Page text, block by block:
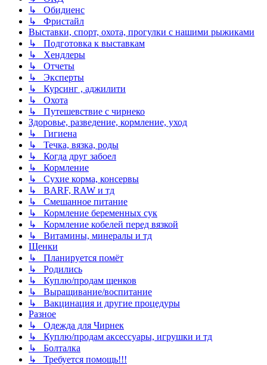
↳ Обидиенс
↳ Фристайл
Выставки, спорт, охота, прогулки с нашими рыжиками
↳ Подготовка к выставкам
↳ Хендлеры
↳ Отчеты
↳ Эксперты
↳ Курсинг , аджилити
↳ Охота
↳ Путешевствие с чирнеко
Здоровье, разведение, кормление, уход
↳ Гигиена
↳ Течка, вязка, роды
↳ Когда друг забоел
↳ Кормление
↳ Сухие корма, консервы
↳ BARF, RAW и тд
↳ Смешанное питание
↳ Кормление беременных сук
↳ Кормление кобелей перед вязкой
↳ Витамины, минералы и тд
Щенки
↳ Планируется помёт
↳ Родились
↳ Куплю/продам щенков
↳ Выращивание/воспитание
↳ Вакцинация и другие процедуры
Разное
↳ Одежда для Чирнек
↳ Куплю/продам аксессуары, игрушки и тд
↳ Болталка
↳ Требуется помощь!!!